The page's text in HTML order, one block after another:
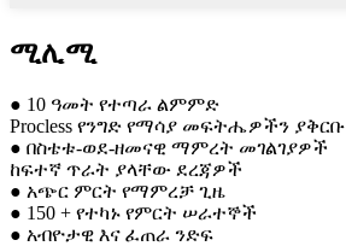
ሚሊሚ
● 10 ዓመት የተጣራ ልምምድ
Procless የንግድ የማሳያ መፍትሔዎችን ያቅርቡ
● በስቴቱ-ወደ-ዘመናዊ ማምረት መገልገያዎች
ከፍተኛ ጥራት ያላቸው ደረጃዎች
● አጭር ምርት የማምረቻ ጊዜ
● 150 + የተካኑ የምርት ሠራተኞች
● አብዮታዊ እና ፈጠራ ንድፍ